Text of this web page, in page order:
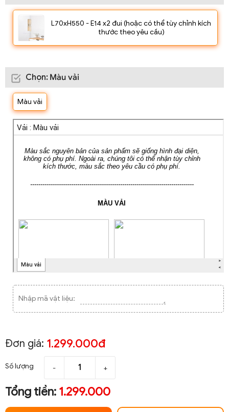
L70xH550 - E14 x2 đui (hoặc có thể tùy chỉnh kích
thước theo yêu cầu)
Chọn: Màu vải
Màu vải
Nhập mã vật liệu:
Đơn giá: 1.299.000đ
Số lượng - +
Tổng tiền: 1.299.000